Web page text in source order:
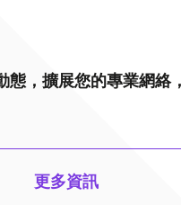
，擴展您的專業網絡
更多資訊